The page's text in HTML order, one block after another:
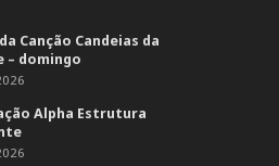
Canção Candeias da
– domingo
Alpha Estrutura